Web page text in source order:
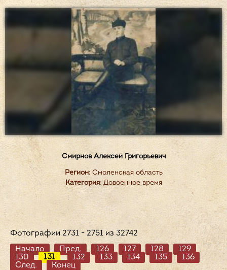
Смирнов Алексей Григорьевич
Регион:Смоленская область
Категория:Довоенное время
Фотографии 2731 - 2751 из 32742
Начало
Пред. 126 127 128
129
130
131 132 133 134 135
136
След.
Конец